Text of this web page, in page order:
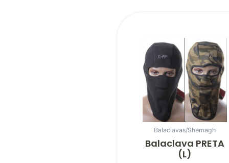
Balaclavas/Shemagh
Balaclava PRETA
(L)